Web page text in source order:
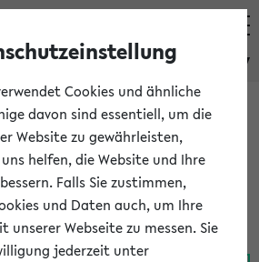
eKVV
eKVV
zur Anmeldung am eKVV.
Sie richtige aus:
Cookies und ähnliche
davon sind essentiell, um die
Website zu gewährleisten,
helfen, die Website und Ihre
Falls Sie zustimmen,
und Daten auch, um Ihre
Webseite zu messen. Sie
jederzeit unter